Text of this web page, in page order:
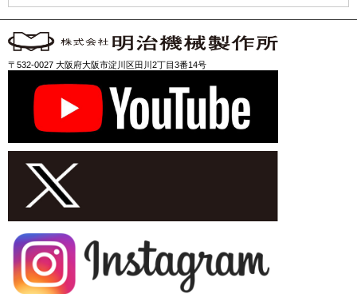
〒532-0027 大阪府大阪市淀川区田川2丁目3番14号